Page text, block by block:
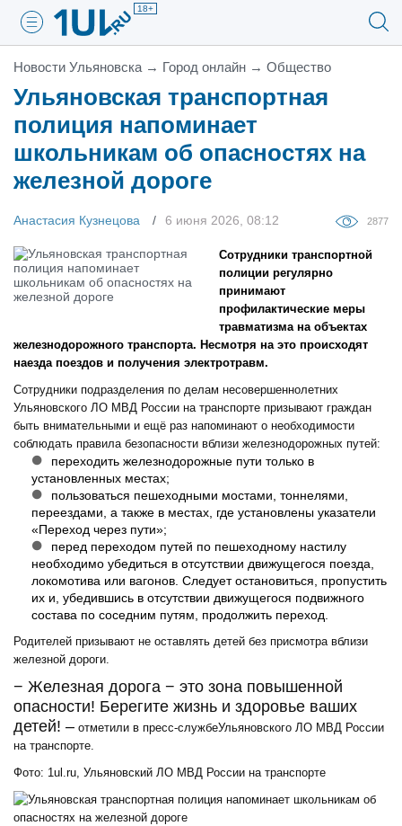
18+
Новости Ульяновска → Город онлайн → Общество
Ульяновская транспортная
полиция напоминает
школьникам об опасностях на
железной дороге
Анастасия Кузнецова 6 июня 2026, 08:12 2877
Сотрудники транспортной
полиции регулярно
принимают
профилактические меры
травматизма на объектах
железнодорожного транспорта. Несмотря на это происходят
наезда поездов и получения электротравм.
Сотрудники подразделения по делам несовершеннолетних
Ульяновского ЛО МВД России на транспорте призывают граждан
быть внимательными и ещё раз напоминают о необходимости
соблюдать правила безопасности вблизи железнодорожных путей:
переходить железнодорожные пути только в
установленных местах;
пользоваться пешеходными мостами, тоннелями,
переездами, а также в местах, где установлены указатели
«Переход через пути»;
перед переходом путей по пешеходному настилу
необходимо убедиться в отсутствии движущегося поезда,
локомотива или вагонов. Следует остановиться, пропустить
их и, убедившись в отсутствии движущегося подвижного
состава по соседним путям, продолжить переход.
Родителей призывают не оставлять детей без присмотра вблизи
железной дороги.
− Железная дорога − это зона повышенной
опасности! Берегите жизнь и здоровье ваших
детей! – отметили в пресс-службеУльяновского ЛО МВД России
на транспорте.
Фото: 1ul.ru, Ульяновский ЛО МВД России на транспорте